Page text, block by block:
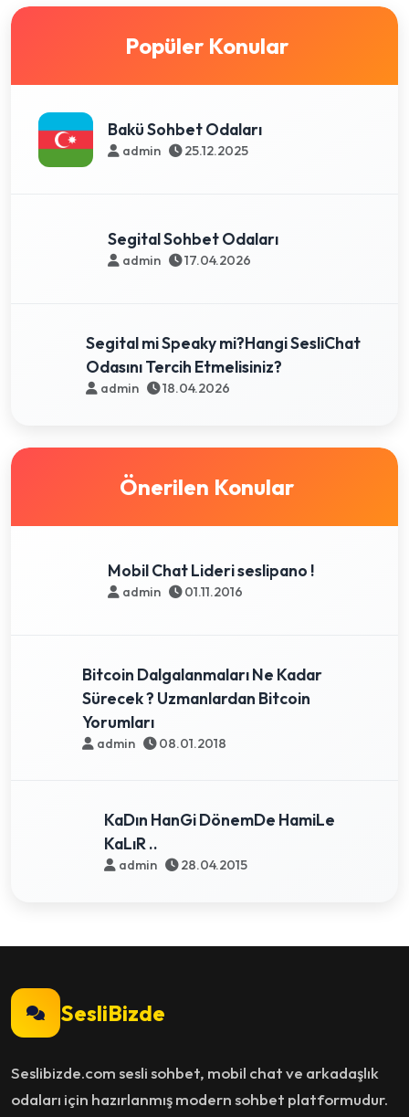
Popüler Konular
Bakü Sohbet Odaları
admin 25.12.2025
Segital Sohbet Odaları
admin 17.04.2026
Segital mi Speaky mi?Hangi SesliChat
Odasını Tercih Etmelisiniz?
admin 18.04.2026
Önerilen Konular
Mobil Chat Lideri seslipano !
admin 01.11.2016
Bitcoin Dalgalanmaları Ne Kadar
Sürecek ? Uzmanlardan Bitcoin
Yorumları
admin 08.01.2018
KaDın HanGi DönemDe HamiLe
KaLıR ..
admin 28.04.2015
SesliBizde
Seslibizde.com sesli sohbet, mobil chat ve arkadaşlık
odaları için hazırlanmış modern sohbet platformudur.